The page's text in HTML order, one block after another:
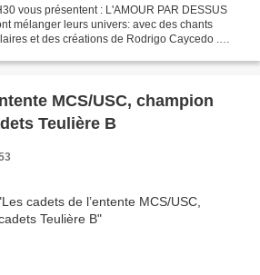
vous présentent : L'AMOUR PAR DESSUS
mélanger leurs univers: avec des chants
et des créations de Rodrigo Caycedo .
MCS/USC, champion
Teulière B